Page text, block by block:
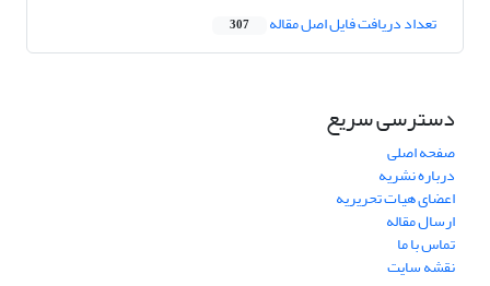
تعداد دریافت فایل اصل مقاله 307
دسترسی سریع
صفحه اصلی
درباره نشریه
اعضای هیات تحریریه
ارسال مقاله
تماس با ما
نقشه سایت